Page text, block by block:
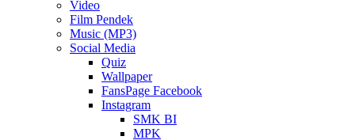
Video
Film Pendek
Music (MP3)
Social Media
Quiz
Wallpaper
FansPage Facebook
Instagram
SMK BI
MPK